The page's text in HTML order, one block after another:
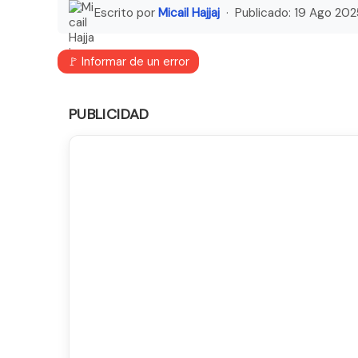
Escrito por Micail Hajjaj · Publicado: 19 Ago
🚩 Informar de un error
PUBLICIDAD